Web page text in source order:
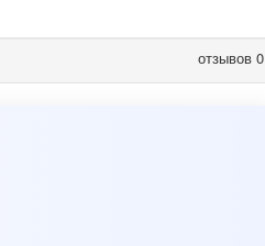
отзывов 0